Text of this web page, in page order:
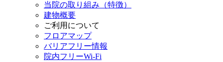
当院の取り組み（特徴）
建物概要
ご利用について
フロアマップ
バリアフリー情報
院内フリーWi-Fi